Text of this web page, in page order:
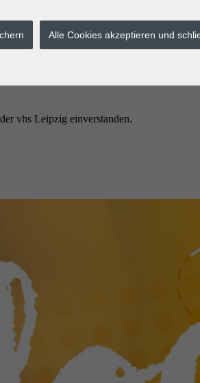
der vhs Leipzig einverstanden.
Alle Cookies akzeptieren und